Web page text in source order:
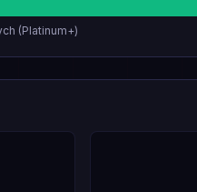
(Platinum+)